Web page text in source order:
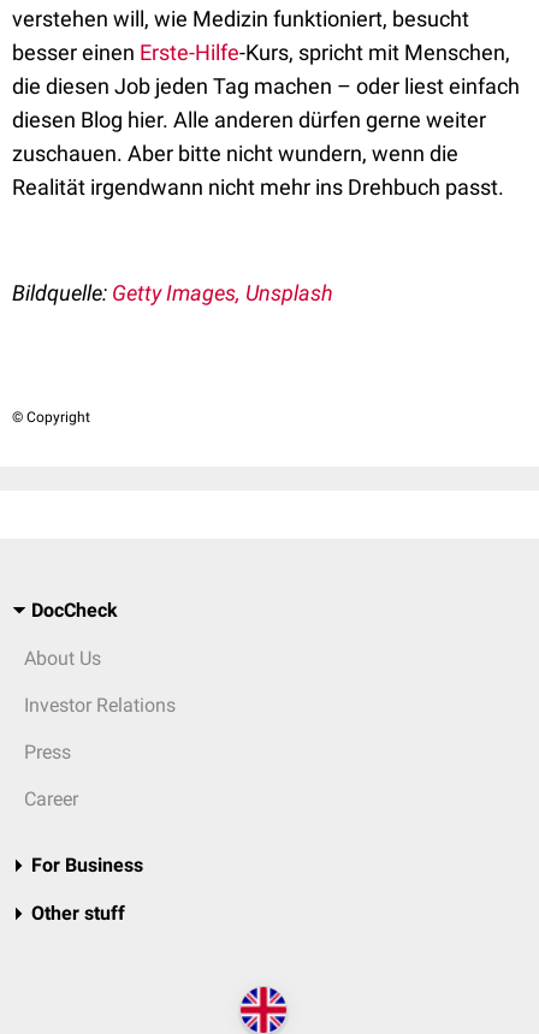
verstehen will, wie Medizin funktioniert, besucht
besser einen Erste-Hilfe-Kurs, spricht mit Menschen,
die diesen Job jeden Tag machen – oder liest einfach
diesen Blog hier. Alle anderen dürfen gerne weiter
zuschauen. Aber bitte nicht wundern, wenn die
Realität irgendwann nicht mehr ins Drehbuch passt.
Bildquelle: Getty Images, Unsplash
© Copyright
DocCheck
About Us
Investor Relations
Press
Career
For Business
Other stuff